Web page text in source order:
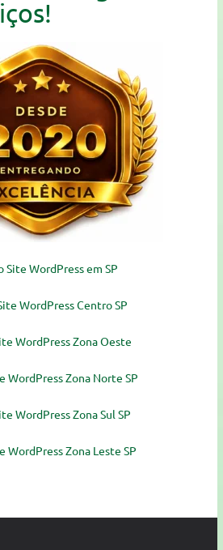
Site WordPress em SP
WordPress Centro SP
WordPress Zona Oeste
WordPress Zona Norte SP
WordPress Zona Sul SP
WordPress Zona Leste SP